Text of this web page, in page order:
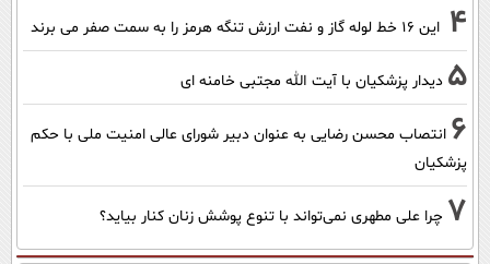
4 این 16 خط لوله گاز و نفت ارزش تنگه هرمز را به سمت صفر می برند
5 دیدار پزشکیان با آیت الله مجتبی خامنه ای
6 انتصاب محسن رضایی به عنوان دبیر شورای عالی امنیت ملی با حکم
پزشکیان
7 چرا علی مطهری نمی‌تواند با تنوع پوشش زنان کنار بیاید؟